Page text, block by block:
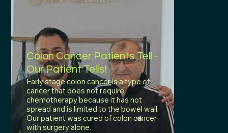
Colon Cancer Patients Tell -
Our Patient Tells!
Early stage colon cancer is a type of
cancer that does not require
chemotherapy because it has not
spread and is limited to the bowel wall.
Our patient was cured of colon cancer
with surgery alone.